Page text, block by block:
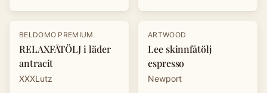
-30 %
BELDOMO PREMIUM
RELAXFÅTÖLJ i läder
antracit
XXXLutz
-20%
ARTWOOD
Lee skinnfåtölj
espresso
Newport